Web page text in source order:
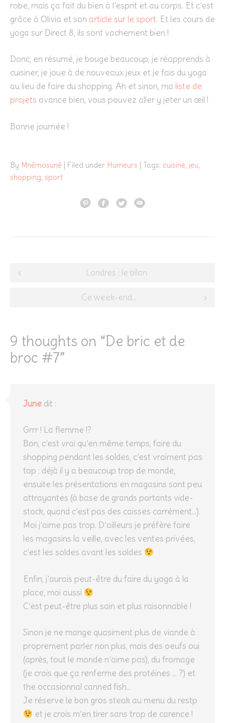
robe, mais ça fait du bien à l’esprit et au corps. Et c’est
grâce à Olivia et son article sur le sport. Et les cours de
yoga sur Direct 8, ils sont vachement bien !
Donc, en résumé, je bouge beaucoup, je réapprends à
cuisiner, je joue à de nouveaux jeux et je fais du yoga
au lieu de faire du shopping. Ah et sinon, ma liste de
projets avance bien, vous pouvez aller y jeter un œil !
Bonne journée !
By Mnêmosunê | Filed under Humeurs | Tags: cuisine, jeu,
shopping, sport
Post
navigation
Londres : le bilan
Ce week-end…
9 thoughts on “De bric et de
broc #7”
June dit :
Grrr ! La flemme !?
Bon, c’est vrai qu’en même temps, faire du
shopping pendant les soldes, c’est vraiment pas
top : déjà il y a beaucoup trop de monde,
ensuite les présentations en magasins sont peu
attrayantes (à base de grands portants vide-
stock, quand c’est pas des caisses carrément…).
Moi j’aime pas trop. D’ailleurs je préfère faire
les magasins la veille, avec les ventes privées,
c’est les soldes avant les soldes
Enfin, j’aurais peut-être du faire du yoga à la
place, moi aussi
C’est peut-être plus sain et plus raisonnable !
Sinon je ne mange quasiment plus de viande à
proprement parler non plus, mais des oeufs oui
(après, tout le monde n’aime pas), du fromage
(je crois que ça renferme des protéines … ?) et
the occasionnal canned fish…
Je réserve le bon gros steak au menu du restp
et je crois m’en tirer sans trop de carence !